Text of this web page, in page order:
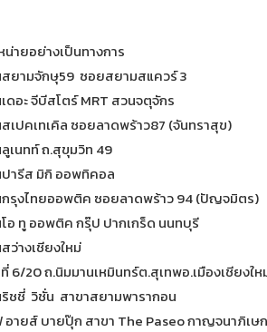
ายอย่างเป็นทางการ
สยามจักษุ59 ซอยสยามสแควร์ 3
ดอะ จีบีสโตร์ MRT สวนจตุจักร
เปคเทเคิล ซอยลาดพร้าว87 (จันทราสุข)
เนทท์ ถ.สุขุมวิท 49
ปารีส มิกิ ออพทิคอล
กรุงไทยออพติค ซอยลาดพร้าว 94 (ปัญจมิตร)
โอ ทู ออพติค กรุ๊ป ปากเกร็ด นนทบุรี
ว่างเชียงใหม่
6/20 ถ.นิมมานเหมินทร์ต.สุเทพอ.เมืองเชียงใ
ริชชี่ วิชั่น สาขาสยามพารากอน
อายส์ บายปุ๊ก สาขา The Paseo กาญจนาภิเษก